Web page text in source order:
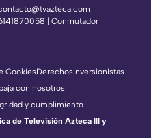
| Conmutador
CookiesDerechosInversionistas
con nosotros
y cumplimiento
de Televisión Azteca III y